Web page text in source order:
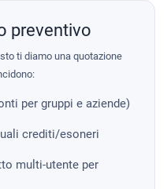
preventivo
ti diamo una quotazione
per gruppi e aziende)
crediti/esoneri
multi-utente per